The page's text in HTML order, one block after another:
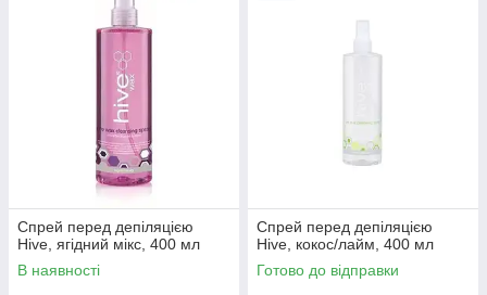
Спрей перед депіляцією
Hive, ягідний мікс, 400 мл
В наявності
Спрей перед депіляцією
Hive, кокос/лайм, 400 мл
Готово до відправки